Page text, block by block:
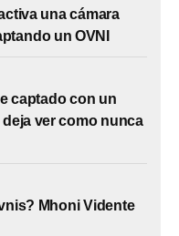
una cámara
un OVNI
captado con un
ver como nunca
Mhoni Vidente